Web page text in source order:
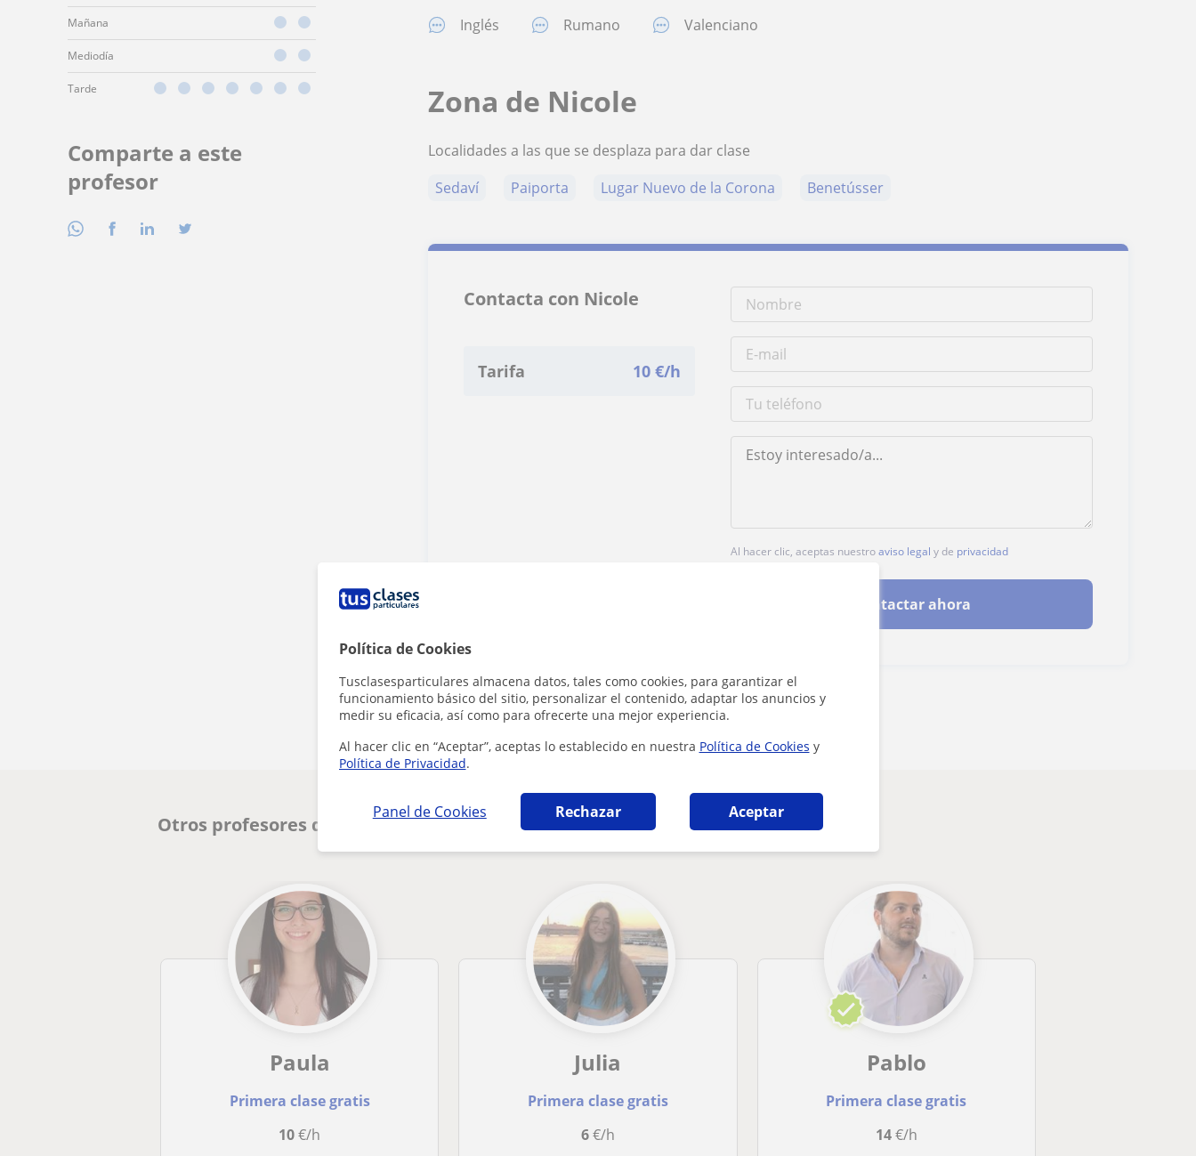
Política de Cookies
Tusclasesparticulares almacena datos, tales como cookies, para garantizar el
funcionamiento básico del sitio, personalizar el contenido, adaptar los anuncios y
medir su eficacia, así como para ofrecerte una mejor experiencia.
Al hacer clic en “Aceptar”, aceptas lo establecido en nuestra Política de Cookies y
Política de Privacidad.
Panel de Cookies Rechazar Aceptar
Mañana
Mediodía
Tarde
Comparte a este
profesor
Inglés Rumano Valenciano
Zona de Nicole
Localidades a las que se desplaza para dar clase
Sedaví
Paiporta Lugar Nuevo de la Corona Benetússer
Contacta con Nicole
Tarifa 10 €/h
Al hacer clic, aceptas nuestroaviso legal y de privacidad
Contactar ahora
¿Hay algún error en este perfil?Cuéntanos
Otros profesores de Matemáticas aplicadas en Valencia que pueden interesarte
Paula
Primera clase gratis
10€/h
Julia
Primera clase gratis
6€/h
Pablo
Primera clase gratis
14€/h